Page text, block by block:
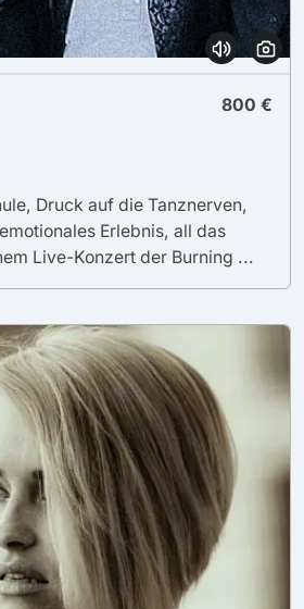
800 €
Druck auf die Tanznerven,
Erlebnis, all das
Live-Konzert der Burning ...